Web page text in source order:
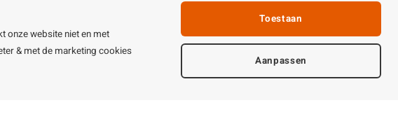
Openingstijden & contact
onze website niet en met
& met de marketing cookies
Toestaan
Aanpassen